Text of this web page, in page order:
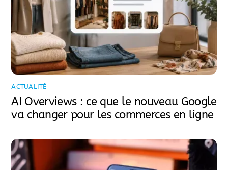
ACTUALITÉ
AI Overviews : ce que le nouveau Google
va changer pour les commerces en ligne